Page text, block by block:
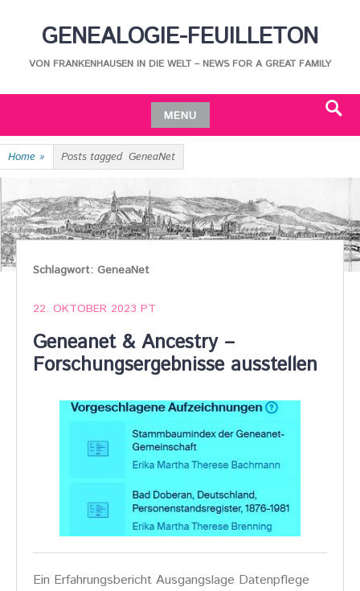
GENEALOGIE-FEUILLETON
VON FRANKENHAUSEN IN DIE WELT – NEWS FOR A GREAT FAMILY
MENU
Skip
to
Home » Posts tagged GeneaNet
Schlagwort: GeneaNet
22. OKTOBER 2023 PT
Geneanet & Ancestry –
Forschungsergebnisse ausstellen
Ein Erfahrungsbericht Ausgangslage Datenpflege